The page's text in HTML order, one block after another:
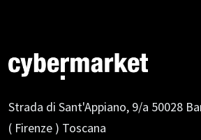
Strada di Sant'Appiano, 9/a 50028
( Firenze ) Toscana